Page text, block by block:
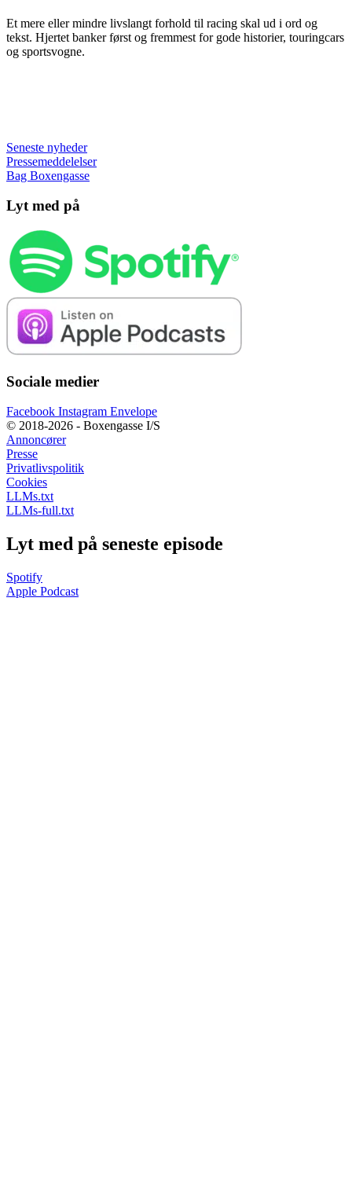
Et mere eller mindre livslangt forhold til racing skal ud i ord og
tekst. Hjertet banker først og fremmest for gode historier, touringcars
og sportsvogne.
Seneste nyheder
Pressemeddelelser
Bag Boxengasse
Lyt med på
Sociale medier
Facebook Instagram Envelope
© 2018-2026 - Boxengasse I/S
Annoncører
Presse
Privatlivspolitik
Cookies
LLMs.txt
LLMs-full.txt
Lyt med på seneste episode
Spotify
Apple Podcast